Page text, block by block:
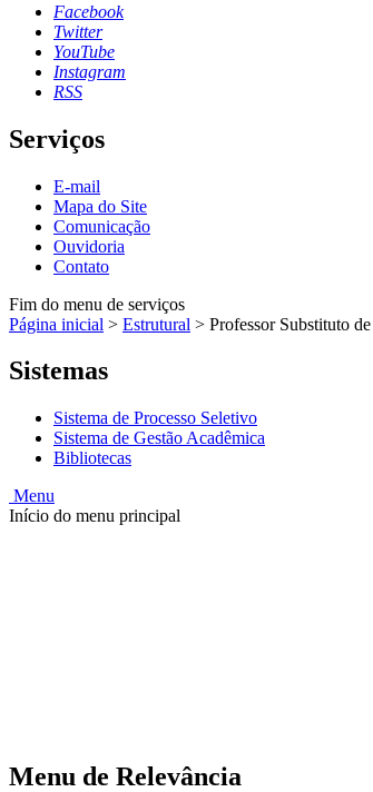
Facebook
Twitter
YouTube
Instagram
RSS
Serviços
E-mail
Mapa do Site
Comunicação
Ouvidoria
Contato
Fim do menu de serviços
Página inicial > Estrutural > Professor Substituto
Sistemas
Sistema de Processo Seletivo
Sistema de Gestão Acadêmica
Bibliotecas
Menu
Início do menu principal
Menu de Relevância